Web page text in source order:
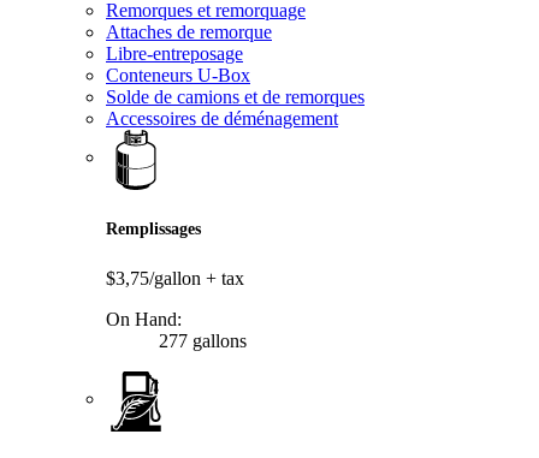
Remorques et remorquage
Attaches de remorque
Libre-entreposage
Conteneurs U-Box
Solde de camions et de remorques
Accessoires de déménagement
Remplissages
$3,75/gallon + tax
On Hand:
277 gallons